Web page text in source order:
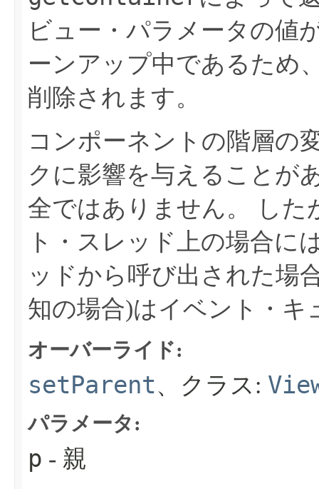
ビュー・パラメータの値
ーンアップ中であるため
削除されます。
コンポーネントの階層の
クに影響を与えることが
全ではありません。
した
ト・スレッド上の場合に
ッドから呼び出された場
知の場合)はイベント・キ
オーバーライド:
setParent、クラス:
パラメータ:
p - 親